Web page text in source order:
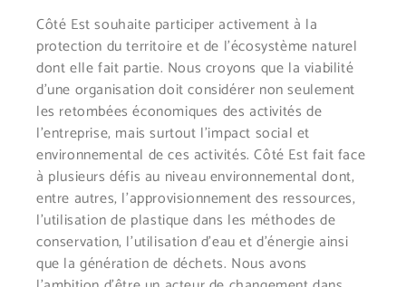
Côté Est souhaite participer activement à la
protection du territoire et de l’écosystème naturel
dont elle fait partie. Nous croyons que la viabilité
d’une organisation doit considérer non seulement
les retombées économiques des activités de
l’entreprise, mais surtout l’impact social et
environnemental de ces activités. Côté Est fait face
à plusieurs défis au niveau environnemental dont,
entre autres, l’approvisionnement des ressources,
l’utilisation de plastique dans les méthodes de
conservation, l’utilisation d’eau et d’énergie ainsi
que la génération de déchets. Nous avons